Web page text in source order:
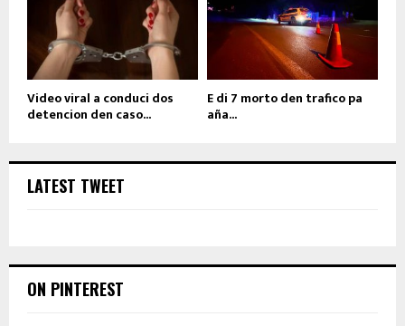
Video viral a conduci dos
detencion den caso...
E di 7 morto den trafico pa
aña...
LATEST TWEET
ON PINTEREST